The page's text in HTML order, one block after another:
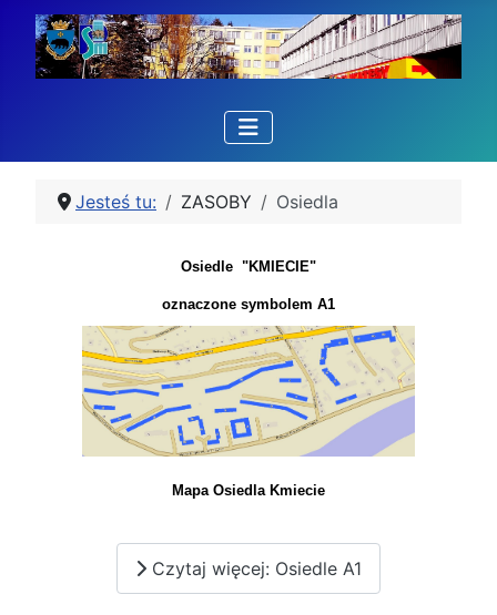
Jesteś tu: ZASOBY Osiedla
Osiedle "KMIECIE"
oznaczone symbolem A1
Mapa Osiedla Kmiecie
Czytaj więcej: Osiedle A1